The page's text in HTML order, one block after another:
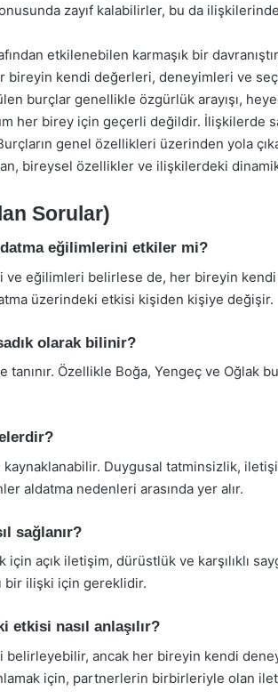
zayıf kalabilirler, bu da
etkilenebilen karmaşık bir
kendi değerleri, deneyimleri ve
burçlar genellikle özgürlük arayışı,
her birey için geçerli değildir. İlişkilerde
genel özellikleri üzerinden yola
bireysel özellikler ve ilişkilerdeki
Sorular)
eğilimlerini etkiler mi?
eğilimleri belirlese de, her bireyin
üzerindeki etkisi kişiden kişiye değişir.
olarak bilinir?
tanınır. Özellikle Boğa, Yengeç ve Oğlak
Duygusal tatminsizlik,
aldatma nedenleri arasında yer alır.
sağlanır?
açık iletişim, dürüstlük ve karşılıklı
bir ilişki için gereklidir.
etkisi nasıl anlaşılır?
ancak her bireyin kendi
için, partnerlerin birbirleriyle olan